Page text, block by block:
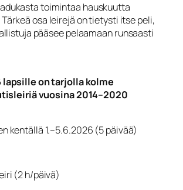
toimintaa hauskuutta
osa leirejä on tietysti itse peli,
pääsee pelaamaan runsaasti
lapsille on tarjolla kolme
vuosina 2014–2020
kentällä 1.–5.6.2026 (5 päivää)
(2 h/päivä)